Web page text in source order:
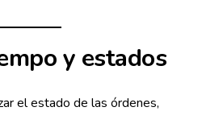
y estados
el estado de las órdenes,